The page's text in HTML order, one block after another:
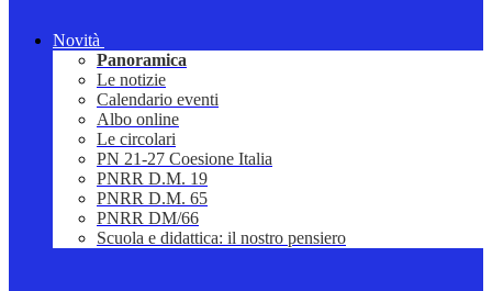
Novità
Panoramica
Le notizie
Calendario eventi
Albo online
Le circolari
PN 21-27 Coesione Italia
PNRR D.M. 19
PNRR D.M. 65
PNRR DM/66
Scuola e didattica: il nostro pensiero